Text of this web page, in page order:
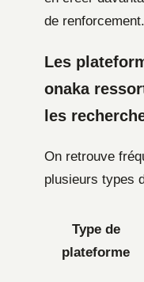
de renforcement.
Les
onaka
les
On retrouve
plusieurs types
Type de
plateforme